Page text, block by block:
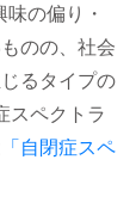
の偏り・
のの、社会
るタイプの
スペクトラ
「自閉症スペ